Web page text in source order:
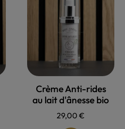
Allons voir !
Crème Anti-rides
au lait d'ânesse bio
29,00 €